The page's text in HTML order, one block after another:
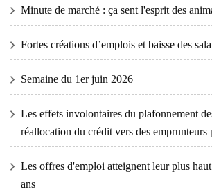
Minute de marché : ça sent l'esprit des
Fortes créations d’emplois et baisse des
Semaine du 1er juin 2026
Les effets involontaires du plafonnement
réallocation du crédit vers des emprunteurs
Les offres d'emploi atteignent leur plus
ans